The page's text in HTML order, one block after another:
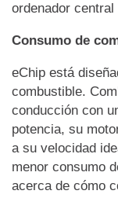
ordenador
Consumo de
eChip está
combustible.
conducción con
potencia, su
a su velocidad
menor consumo
acerca de cómo